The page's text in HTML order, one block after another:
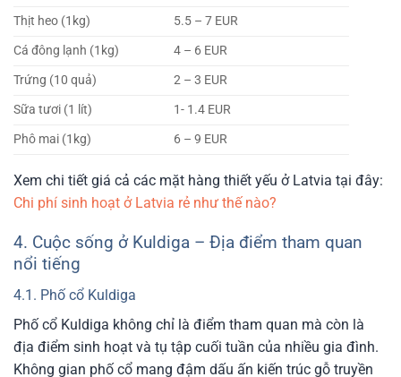
Thịt heo (1kg)
5.5 – 7 EUR
Cá đông lạnh (1kg)
4 – 6 EUR
Trứng (10 quả)
2 – 3 EUR
Sữa tươi (1 lít)
1- 1.4 EUR
Phô mai (1kg)
6 – 9 EUR
Xem chi tiết giá cả các mặt hàng thiết yếu ở Latvia tại đây:
Chi phí sinh hoạt ở Latvia rẻ như thế nào?
4. Cuộc sống ở Kuldiga – Địa điểm tham quan
nổi tiếng
4.1. Phố cổ Kuldiga
Phố cổ Kuldiga không chỉ là điểm tham quan mà còn là
địa điểm sinh hoạt và tụ tập cuối tuần của nhiều gia đình.
Không gian phố cổ mang đậm dấu ấn kiến trúc gỗ truyền